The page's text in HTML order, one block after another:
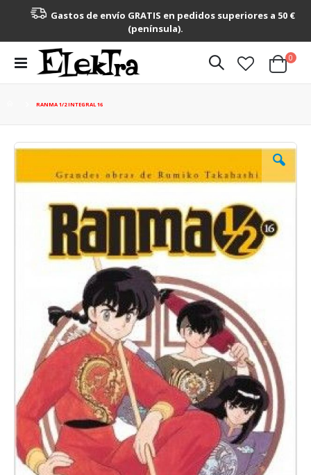
Gastos de envío GRATIS en pedidos superiores a 50 €
(península).
Toggle
Nav
Cart
0
RANMA 1/2 INTEGRAL 16
Saltar
de